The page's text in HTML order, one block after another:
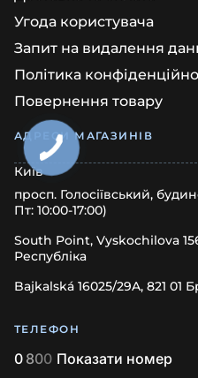
Угода користувача
Запит на видалення
Політика
Повернення товару
АДРЕСИ МАГАЗИНІВ
Київ
просп. Голосіївський,
Пт: 10:00-17:00)
South Point, Vyskochilova
Республіка
Bajkalská 16025/29A, 821 01
ТЕЛЕФОН
0 800 Показати номер